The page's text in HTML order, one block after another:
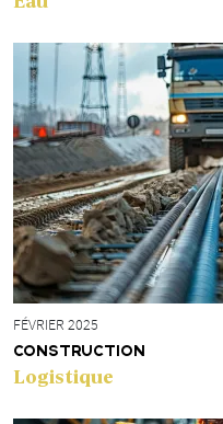
FÉVRIER 2025
CONSTRUCTION
Logistique